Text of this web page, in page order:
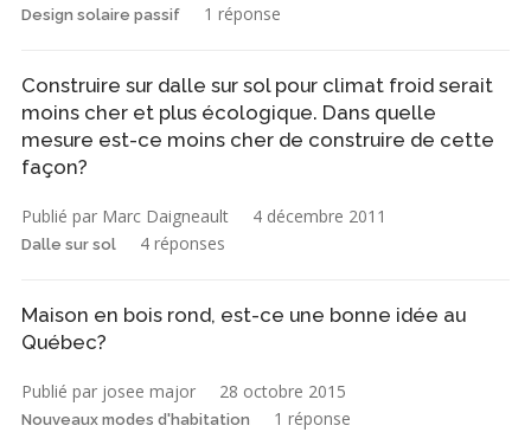
Design solaire passif 1 réponse
Construire sur dalle sur sol pour climat froid serait
moins cher et plus écologique. Dans quelle
mesure est-ce moins cher de construire de cette
façon?
Publié par Marc Daigneault 4 décembre 2011
Dalle sur sol 4 réponses
Maison en bois rond, est-ce une bonne idée au
Québec?
Publié par josee major 28 octobre 2015
Nouveaux modes d'habitation 1 réponse